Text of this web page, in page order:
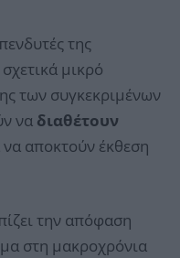
της
μικρό
των συγκεκριμένων
να διαθέτουν
να αποκτούν έκθεση
την απόφαση
στη μακροχρόνια